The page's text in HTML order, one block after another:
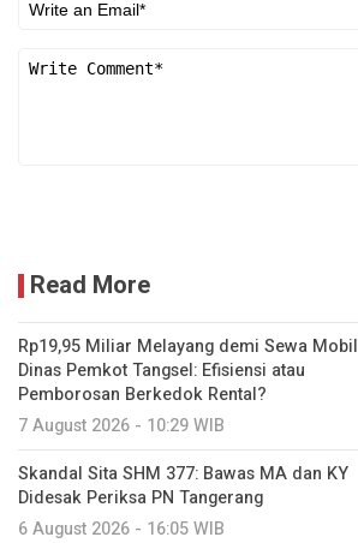
Read More
Rp19,95 Miliar Melayang demi Sewa Mobil
Dinas Pemkot Tangsel: Efisiensi atau
Pemborosan Berkedok Rental?
7 August 2026 - 10:29 WIB
Skandal Sita SHM 377: Bawas MA dan KY
Didesak Periksa PN Tangerang
6 August 2026 - 16:05 WIB